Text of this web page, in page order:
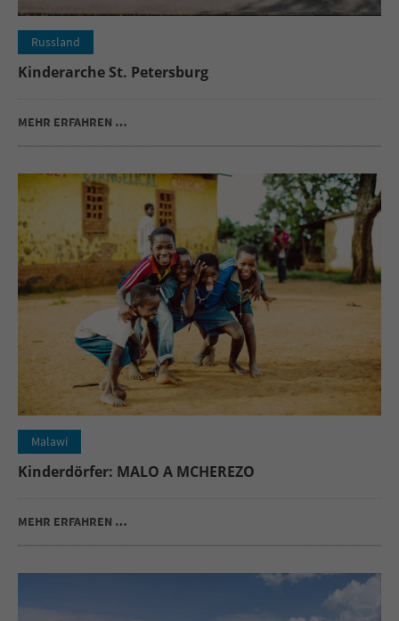
Russland
Kinderarche St. Petersburg
MEHR ERFAHREN …
Malawi
Kinderdörfer: MALO A MCHEREZO
MEHR ERFAHREN …